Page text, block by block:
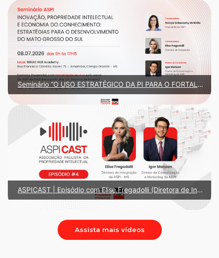
Seminário “O USO ESTRATÉGICO DA PI PARA O FORTALECIMENTO DA ECONOMIA LOCAL”
ASPICAST | Episódio com Elise Fregadolli (Diretora de Integração da ASPI – MS)
Assista mais vídeos